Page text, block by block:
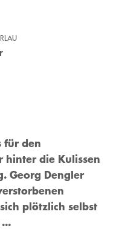
für den
hinter die Kulissen
Georg Dengler
plötzlich selbst